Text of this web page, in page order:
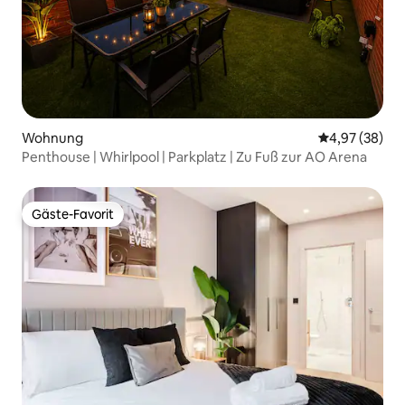
Wohnung
4,97 (38)
Penthouse | Whirlpool | Parkplatz | Zu Fuß zur AO Arena
Gäste-Favorit
Gäste-Favorit